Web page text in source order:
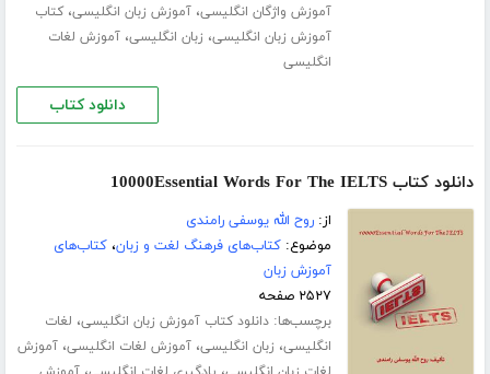
آموزش واژگان انگلیسی،آموزش زبان انگلیسی،کتاب
آموزش زبان انگلیسی، زبان انگلیسی،آموزش لغات
انگلیسی
دانلود کتاب
دانلود کتاب 10000Essential Words For The IELTS
از:روح الله یوسفی رامندی
موضوع:کتاب‌های فرهنگ لغت و زبان،کتاب‌های
آموزش زبان
۲۵۲۷ صفحه
برچسب‌ها:دانلود کتاب آموزش زبان انگلیسی، لغات
انگلیسی، زبان انگلیسی،آموزش لغات انگلیسی،آموزش